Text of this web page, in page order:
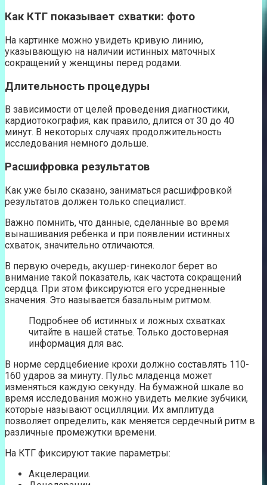
Как КТГ показывает схватки: фото
На картинке можно увидеть кривую линию,
указывающую на наличии истинных маточных
сокращений у женщины перед родами.
Длительность процедуры
В зависимости от целей проведения диагностики,
кардиотокография, как правило, длится от 30 до 40
минут. В некоторых случаях продолжительность
исследования немного дольше.
Расшифровка результатов
Как уже было сказано, заниматься расшифровкой
результатов должен только специалист.
Важно помнить, что данные, сделанные во время
вынашивания ребенка и при появлении истинных
схваток, значительно отличаются.
В первую очередь, акушер-гинеколог берет во
внимание такой показатель, как частота сокращений
сердца. При этом фиксируются его усредненные
значения. Это называется базальным ритмом.
Подробнее об истинных и ложных схватках
читайте в нашей статье. Только достоверная
информация для вас.
В норме сердцебиение крохи должно составлять 110-
160 ударов за минуту. Пульс младенца может
изменяться каждую секунду. На бумажной шкале во
время исследования можно увидеть мелкие зубчики,
которые называют осцилляции. Их амплитуда
позволяет определить, как меняется сердечный ритм в
различные промежутки времени.
На КТГ фиксируют такие параметры:
Акцелерации.